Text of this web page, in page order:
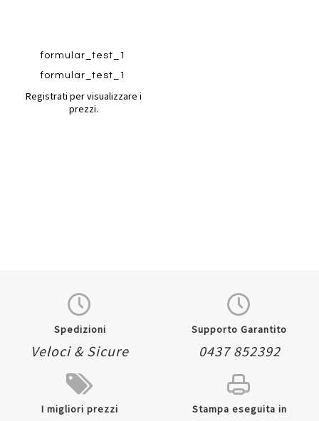
formular_test_1
formular_test_1
Registrati per visualizzare i
prezzi.
Spedizioni
Veloci & Sicure
Supporto Garantito
0437 852392
I migliori prezzi Stampa eseguita in